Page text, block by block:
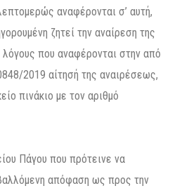
αναφέρονται σ’ αυτή,
ζητεί την αναίρεση της
που αναφέρονται στην από
2019 αίτησή της αναιρέσεως,
πινάκιο με τον αριθμό
Πάγου που πρότεινε να
απόφαση ως προς την